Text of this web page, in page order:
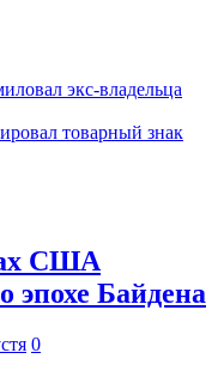
экс-владельца
товарный знак
США
эпохе Байдена
0